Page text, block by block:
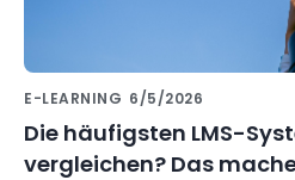
E-LEARNING 6/5/2026
Die häufigsten LMS-
vergleichen? Das